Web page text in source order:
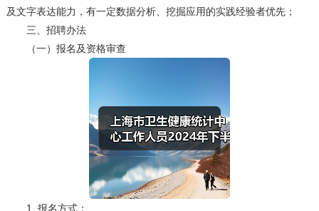
及文字表达能力，有一定数据分析、挖掘应用的实践经验者优先；
三、招聘办法
（一）报名及资格审查
1. 报名方式：